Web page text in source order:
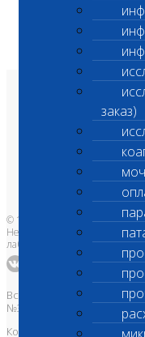
заказ)
О лаборатории
Анализы и цены
Ветеринарные
Владельцам
Врачам и клиникам
Бланки
Банк донорской
Адреса
© 1996-2026
Независимая ветеринарная
лаборатория Шанс Био
Все права защищены и
№395740 от 2008 г. ООО
Копирование,